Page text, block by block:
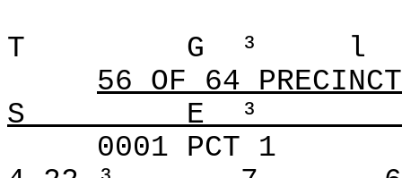
T
G ³
l
56 OF 64
S
E
0001 PCT 1